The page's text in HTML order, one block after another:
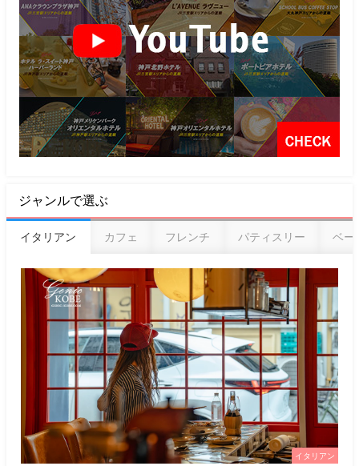
ジャンルで選ぶ
イタリアン カフェ フレンチ パティスリー ベー
イタリアン